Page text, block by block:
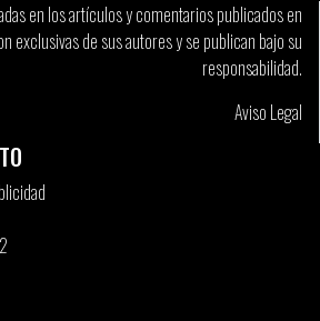
en los artículos y comentarios publicados en
exclusivas de sus autores y se publican bajo su
responsabilidad.
Aviso Legal